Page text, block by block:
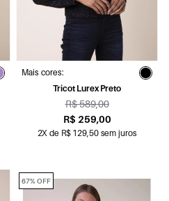
Mais cores:
Tricot Lurex Preto
R$ 589,00
R$ 259,00
2X de R$ 129,50 sem juros
67% OFF